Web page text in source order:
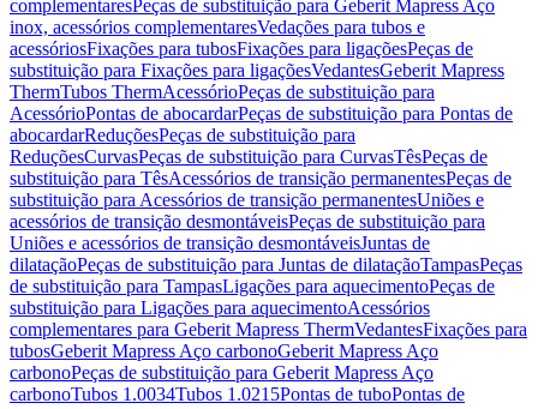
complementaresPeças de substituição para Geberit Mapress Aço
inox, acessórios complementaresVedações para tubos e
acessóriosFixações para tubosFixações para ligaçõesPeças de
substituição para Fixações para ligaçõesVedantesGeberit Mapress
ThermTubos ThermAcessórioPeças de substituição para
AcessórioPontas de abocardarPeças de substituição para Pontas de
abocardarReduçõesPeças de substituição para
ReduçõesCurvasPeças de substituição para CurvasTêsPeças de
substituição para TêsAcessórios de transição permanentesPeças de
substituição para Acessórios de transição permanentesUniões e
acessórios de transição desmontáveisPeças de substituição para
Uniões e acessórios de transição desmontáveisJuntas de
dilataçãoPeças de substituição para Juntas de dilataçãoTampasPeças
de substituição para TampasLigações para aquecimentoPeças de
substituição para Ligações para aquecimentoAcessórios
complementares para Geberit Mapress ThermVedantesFixações para
tubosGeberit Mapress Aço carbonoGeberit Mapress Aço
carbonoPeças de substituição para Geberit Mapress Aço
carbonoTubos 1.0034Tubos 1.0215Pontas de tuboPontas de